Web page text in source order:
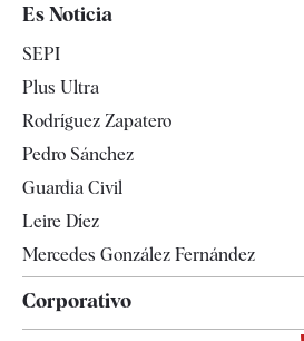
Televisión
Es Noticia
SEPI
Plus Ultra
Rodríguez Zapatero
Pedro Sánchez
Guardia Civil
Leire Díez
Mercedes González Fernández
Corporativo